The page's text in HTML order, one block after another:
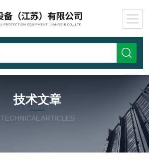
技术文章
TECHNICAL ARTICLES